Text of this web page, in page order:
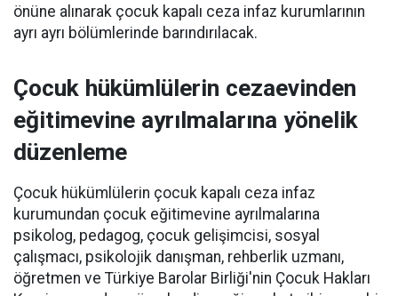
önüne alınarak çocuk kapalı ceza infaz kurumlarının
ayrı ayrı bölümlerinde barındırılacak.
Çocuk hükümlülerin cezaevinden
eğitimevine ayrılmalarına yönelik
düzenleme
Çocuk hükümlülerin çocuk kapalı ceza infaz
kurumundan çocuk eğitimevine ayrılmalarına
psikolog, pedagog, çocuk gelişimcisi, sosyal
çalışmacı, psikolojik danışman, rehberlik uzmanı,
öğretmen ve Türkiye Barolar Birliği'nin Çocuk Hakları